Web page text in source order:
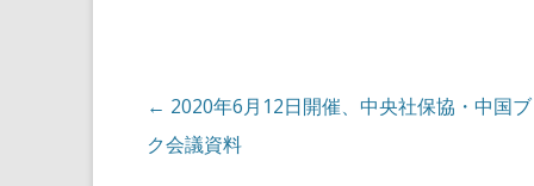
投稿ナビゲーション
← 2020年6月12日開催、中央社保協・中国
ク会議資料